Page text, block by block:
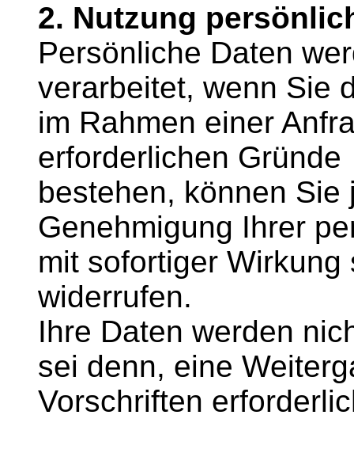
2. Nutzung
Persönliche Daten
verarbeitet, wenn Sie
im Rahmen einer
erforderlichen Gründe
bestehen, können
Genehmigung Ihrer
mit sofortiger
widerrufen.
Ihre Daten werden
sei denn, eine
Vorschriften